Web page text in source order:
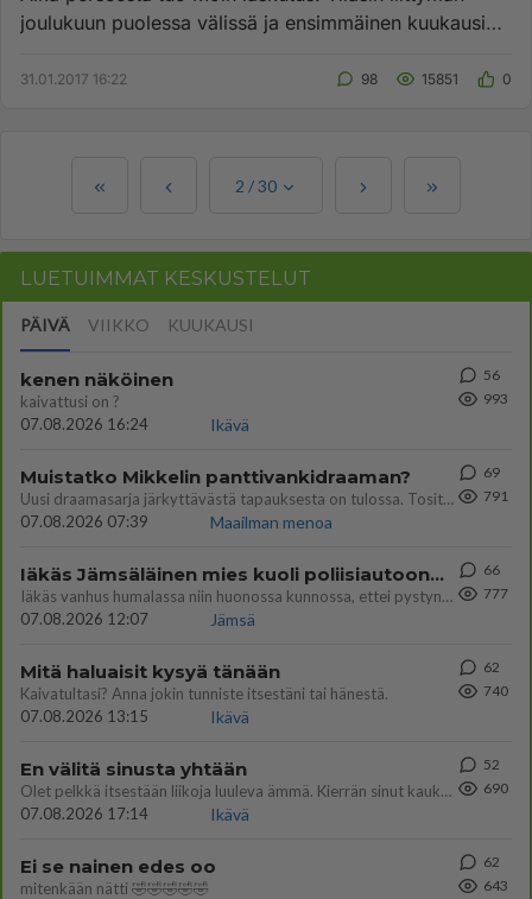
joulukuun puolessa välissä ja ensimmäinen kuukausi
31.01.2017 16:22 98 15851 0
2 /30
LUETUIMMAT KESKUSTELUT
PÄIVÄ VIIKKO KUUKAUSI
kenen näköinen
kaivattusi on ?
07.08.2026 16:24
Ikävä
56
993
Muistatko Mikkelin panttivankidraaman?
Uusi draamasarja järkyttävästä tapauksesta on tulossa. Tositapahtumiin perustuva sarja ammentaa vuoden 1986 Mikkelin pan
07.08.2026 07:39
Maailman menoa
69
791
Iäkäs Jämsäläinen mies kuoli poliisiautoon matkalla Jyväskylän putkaan
Iäkäs vanhus humalassa niin huonossa kunnossa, ettei pystynyt huolehtimaan itsestään niin ainoa apu sillä hetkellä oli
07.08.2026 12:07
Jämsä
66
777
Mitä haluaisit kysyä tänään
Kaivatultasi? Anna jokin tunniste itsestäni tai hänestä.
07.08.2026 13:15
Ikävä
62
740
En välitä sinusta yhtään
Olet pelkkä itsestään liikoja luuleva ämmä. Kierrän sinut kaukaa nyt ja aina. Olit mulle pelkkä lelu vaan.
07.08.2026 17:14
Ikävä
52
690
Ei se nainen edes oo
mitenkään nätti 🤣🤣🤣🤣🤣
62
643